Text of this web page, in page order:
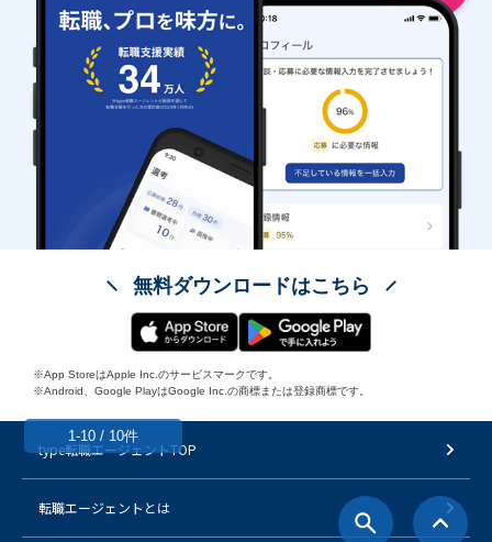
1-10 / 10件
無料ダウンロードはこちら
※App StoreはApple Inc.のサービスマークです。
※Android、Google PlayはGoogle Inc.の商標または登録商標です。
type転職エージェントTOP
転職エージェントとは